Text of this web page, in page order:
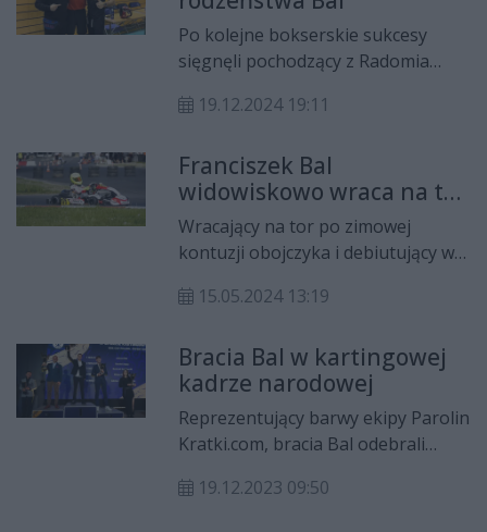
Po kolejne bokserskie sukcesy
sięgnęli pochodzący z Radomia
trójka; Oskar, Antoni i Jan.
w zupełnie innej dyscyplinie,
sięgnęła także ich młodsza siostra,
Nadia. Cała czwórka rozwija swoje
sportowe pasje dzięki wsparciu
firmy Kratki.com.
19.12.2024 19:11
Franciszek Bal
widowiskowo wraca na tor
kartingowy
Wracający na tor po zimowej
kontuzji obojczyka i debiutujący w
Bal widowiskowo walczył o wysokie
kartingowej serii Rok Cup Poland w
Słomczynie
15.05.2024 13:19
Bracia Bal w kartingowej
kadrze narodowej
Reprezentujący barwy ekipy Parolin
Kratki.com, bracia Bal odebrali
sezonie 2023. Obaj otrzymali także
19.12.2023 09:50